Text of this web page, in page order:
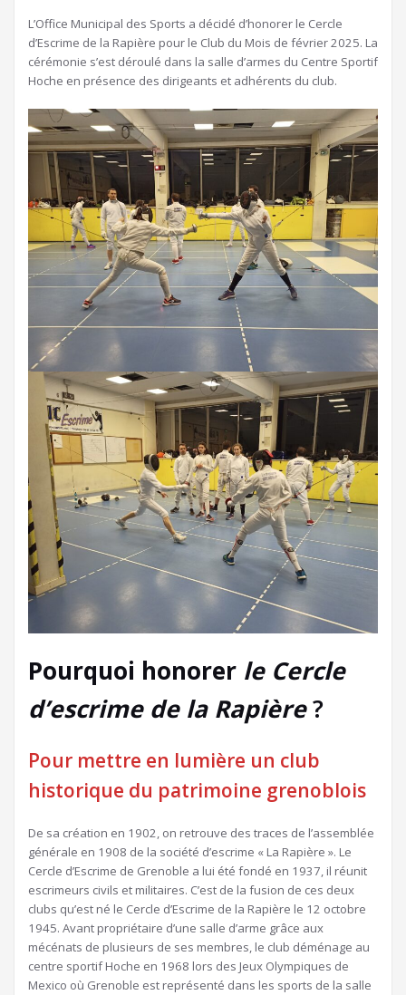
L’Office Municipal des Sports a décidé d’honorer le Cercle
d’Escrime de la Rapière pour le Club du Mois de février 2025. La
cérémonie s’est déroulé dans la salle d’armes du Centre Sportif
Hoche en présence des dirigeants et adhérents du club.
Pourquoi honorer le Cercle
d’escrime de la Rapière?
Pour mettre en lumière un club
historique du patrimoine grenoblois
De sa création en 1902, on retrouve des traces de l’assemblée
générale en 1908 de la société d’escrime « La Rapière ». Le
Cercle d’Escrime de Grenoble a lui été fondé en 1937, il réunit
escrimeurs civils et militaires. C’est de la fusion de ces deux
clubs qu’est né le Cercle d’Escrime de la Rapière le 12 octobre
1945. Avant propriétaire d’une salle d’arme grâce aux
mécénats de plusieurs de ses membres, le club déménage au
centre sportif Hoche en 1968 lors des Jeux Olympiques de
Mexico où Grenoble est représenté dans les sports de la salle